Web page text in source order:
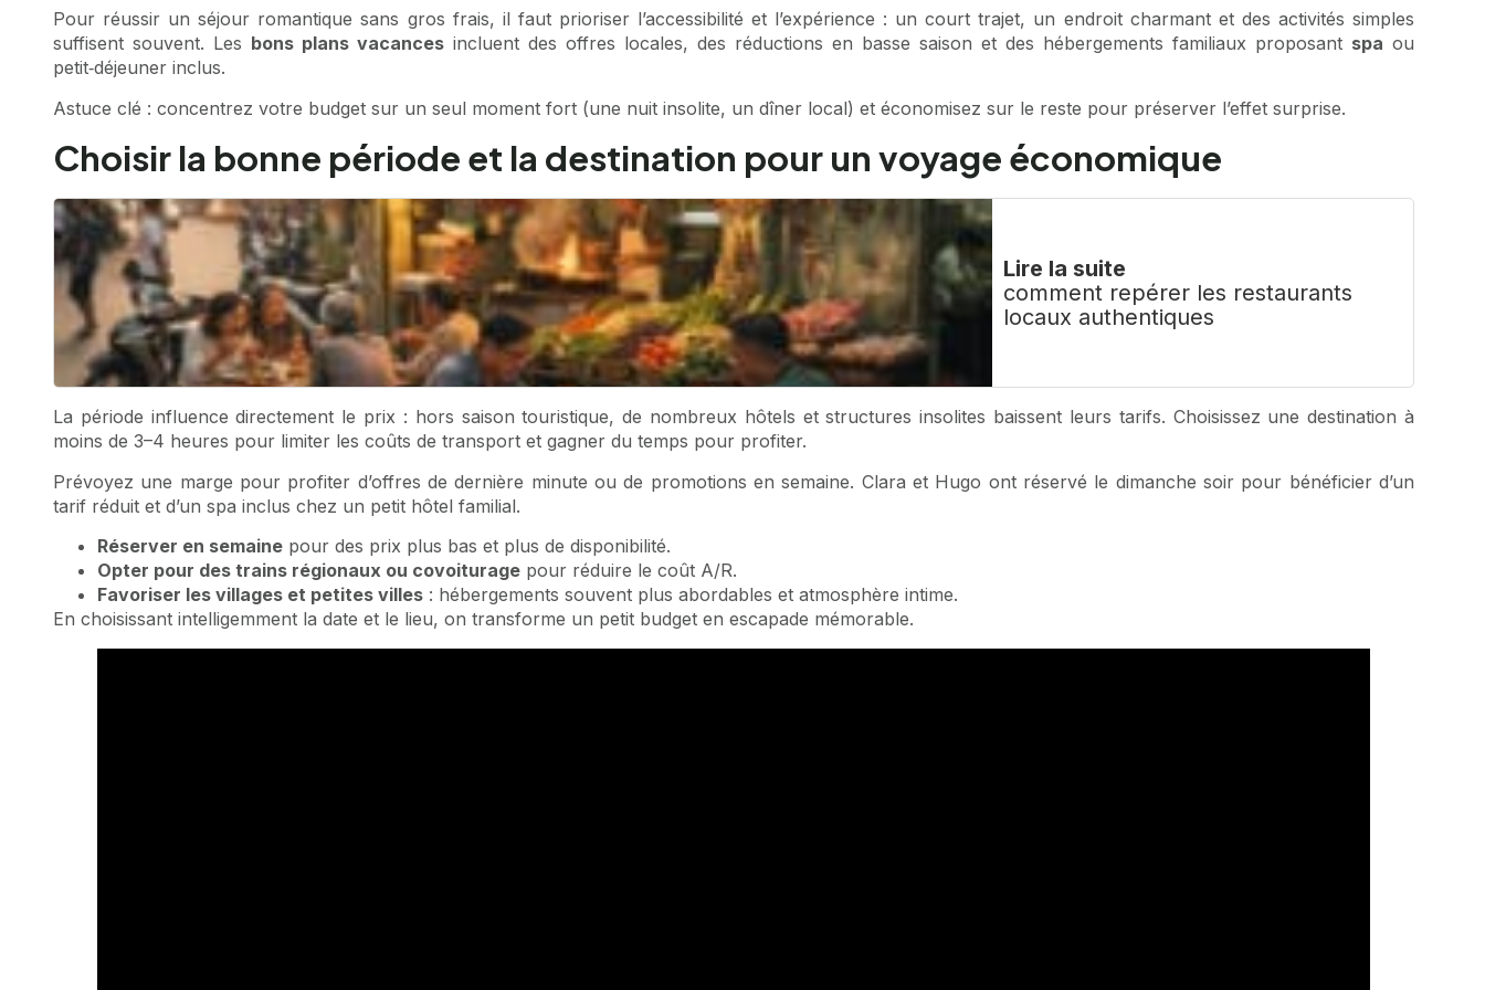
Pour réussir un séjour romantique sans gros frais, il faut prioriser l’accessibilité et l’expérience : un court trajet, un endroit charmant et des activités simples
suffisent souvent. Les bons plans vacances incluent des offres locales, des réductions en basse saison et des hébergements familiaux proposant spa ou
petit‑déjeuner inclus.
Astuce clé : concentrez votre budget sur un seul moment fort (une nuit insolite, un dîner local) et économisez sur le reste pour préserver l’effet surprise.
Choisir la bonne période et la destination pour un voyage économique
Lire la suite
comment repérer les restaurants
locaux authentiques
La période influence directement le prix : hors saison touristique, de nombreux hôtels et structures insolites baissent leurs tarifs. Choisissez une destination à
moins de 3–4 heures pour limiter les coûts de transport et gagner du temps pour profiter.
Prévoyez une marge pour profiter d’offres de dernière minute ou de promotions en semaine. Clara et Hugo ont réservé le dimanche soir pour bénéficier d’un
tarif réduit et d’un spa inclus chez un petit hôtel familial.
Réserver en semaine pour des prix plus bas et plus de disponibilité.
Opter pour des trains régionaux ou covoiturage pour réduire le coût A/R.
Favoriser les villages et petites villes : hébergements souvent plus abordables et atmosphère intime.
En choisissant intelligemment la date et le lieu, on transforme un petit budget en escapade mémorable.